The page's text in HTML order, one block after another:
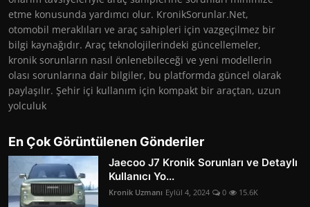
etme konusunda yardımcı olur. KronikSorunlar.Net,
otomobil meraklıları ve araç sahipleri için vazgeçilmez bir
bilgi kaynağıdır. Araç teknolojilerindeki güncellemeler,
kronik sorunların nasıl önlenebileceği ve yeni modellerin
olası sorunlarına dair bilgiler, bu platformda güncel olarak
paylaşılır. Şehir içi kullanım için kompakt bir araçtan, uzun
yolculuk
En Çok Görüntülenen Gönderiler
Jaecoo J7 Kronik Sorunları ve Detaylı
Kullanıcı Yo...
Kronik Uzmanı Eylül 4, 2024 0 15.6K